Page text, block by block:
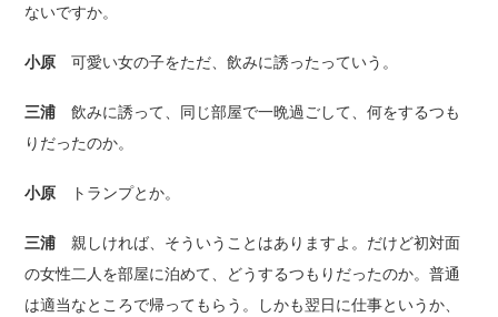
ないですか。
小原 可愛い女の子をただ、飲みに誘ったっていう。
三浦 飲みに誘って、同じ部屋で一晩過ごして、何をするつも
りだったのか。
小原 トランプとか。
三浦 親しければ、そういうことはありますよ。だけど初対面
の女性二人を部屋に泊めて、どうするつもりだったのか。普通
は適当なところで帰ってもらう。しかも翌日に仕事というか、